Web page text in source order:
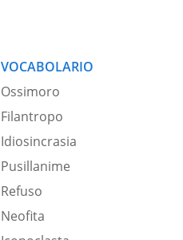
VOCABOLARIO
Ossimoro
Filantropo
Idiosincrasia
Pusillanime
Refuso
Neofita